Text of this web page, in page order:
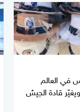
في العالم
قادة الجيش